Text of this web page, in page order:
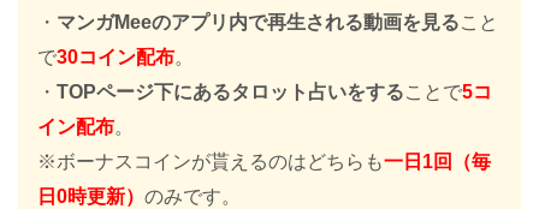
・ マンガMeeのアプリ内で再生される動画を見ること
で30コイン配布。
・ TOPページ下にあるタロット占いをすることで5コ
イン配布。
※ボーナスコインが貰えるのはどちらも一日1回（毎
日0時更新） のみです。